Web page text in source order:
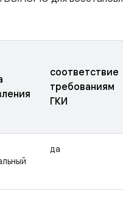
соответствие
требованиям
ГКИ
да